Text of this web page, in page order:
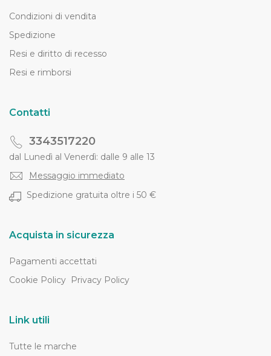
Condizioni di vendita
Spedizione
Resi e diritto di recesso
Resi e rimborsi
Contatti
3343517220
dal Lunedì al Venerdì: dalle 9 alle 13
Messaggio immediato
Spedizione gratuita oltre i 50 €
Acquista in sicurezza
Pagamenti accettati
Cookie Policy Privacy Policy
Link utili
Tutte le marche